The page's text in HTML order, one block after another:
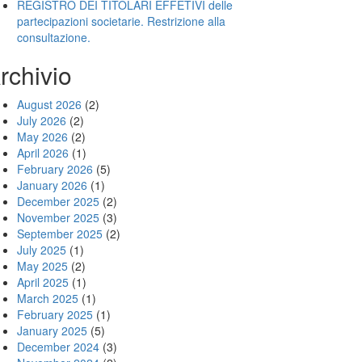
REGISTRO DEI TITOLARI EFFETIVI delle
partecipazioni societarie. Restrizione alla
consultazione.
August 2026 (2)
July 2026 (2)
May 2026 (2)
April 2026 (1)
February 2026 (5)
January 2026 (1)
December 2025 (2)
November 2025 (3)
September 2025 (2)
July 2025 (1)
May 2025 (2)
April 2025 (1)
March 2025 (1)
February 2025 (1)
January 2025 (5)
December 2024 (3)